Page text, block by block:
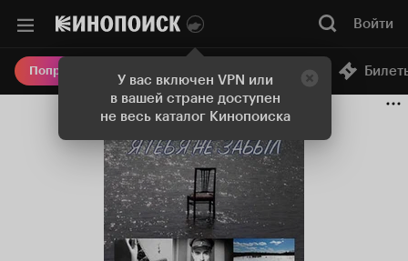
У вас включен VPN или
в вашей стране доступен
не весь каталог Кинопоиска
Войти
Попробовать Плюс Онлайн-кинотеатр